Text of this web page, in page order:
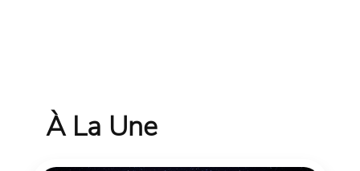
À La Une